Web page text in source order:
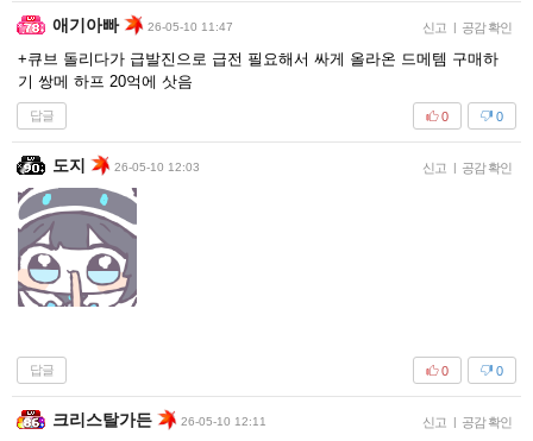
애기아빠 26-05-10 11:47 신고 공감 확인
+큐브 돌리다가 급발진으로 급전 필요해서 싸게 올라온 드메템 구매하
기 쌍메 하프 20억에 삿음
답글 0
0
도지 26-05-10 12:03 신고 공감 확인
답글 0
0
크리스탈가든 26-05-10 12:11 신고 공감 확인